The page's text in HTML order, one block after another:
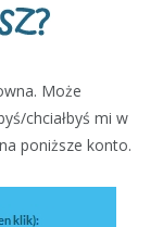
Może
chciałbyś mi w
poniższe konto.